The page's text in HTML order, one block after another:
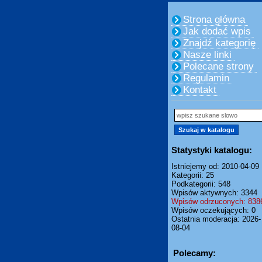
Strona główna
Jak dodać wpis
Znajdź kategorię
Nasze linki
Polecane strony
Regulamin
Kontakt
Statystyki katalogu:
Istniejemy od: 2010-04-09
Kategorii: 25
Podkategorii: 548
Wpisów aktywnych: 3344
Wpisów odrzuconych:
Wpisów oczekujących: 0
Ostatnia moderacja: 2026-
08-04
Polecamy: